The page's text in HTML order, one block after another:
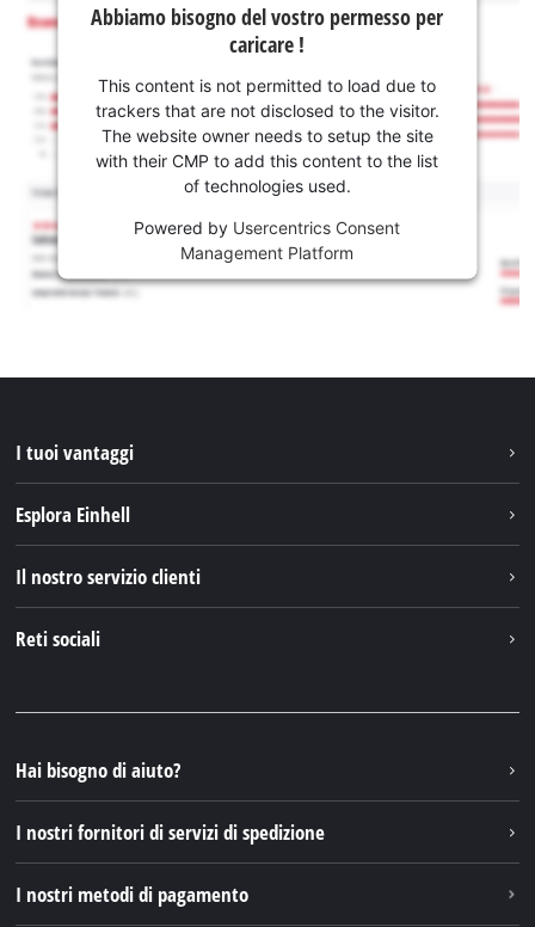
Abbiamo bisogno del vostro permesso per
caricare !
This content is not permitted to load due to
trackers that are not disclosed to the visitor.
The website owner needs to setup the site
with their CMP to add this content to the list
of technologies used.
Powered by Usercentrics Consent
Management Platform
I tuoi vantaggi
Esplora Einhell
Einhell Germany AG
Il nostro servizio clienti
Reti sociali
Instagram
TikTok
Pinterest
Hai bisogno di aiuto?
I nostri fornitori di servizi di spedizione
I nostri metodi di pagamento